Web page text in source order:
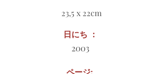
23,5 x 22cm
日にち ：
2003
ページ: